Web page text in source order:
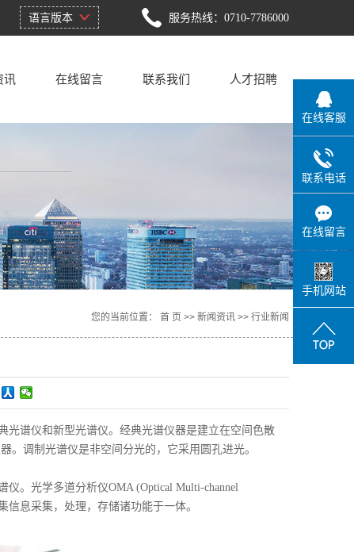
语言版本 服务热线：0710-7786000
讯 在线留言 联系我们 人才招聘
您的当前位置： 首 页 >> 新闻资讯 >> 行业新闻
光谱仪和新型光谱仪。经典光谱仪器是建立在空间色散
。调制光谱仪是非空间分光的，它采用圆孔进光。
。光学多道分析仪OMA (Optical Multi-channel
息采集，处理，存储诸功能于一体。
在线客服
联系电话
在线留言
手机网站